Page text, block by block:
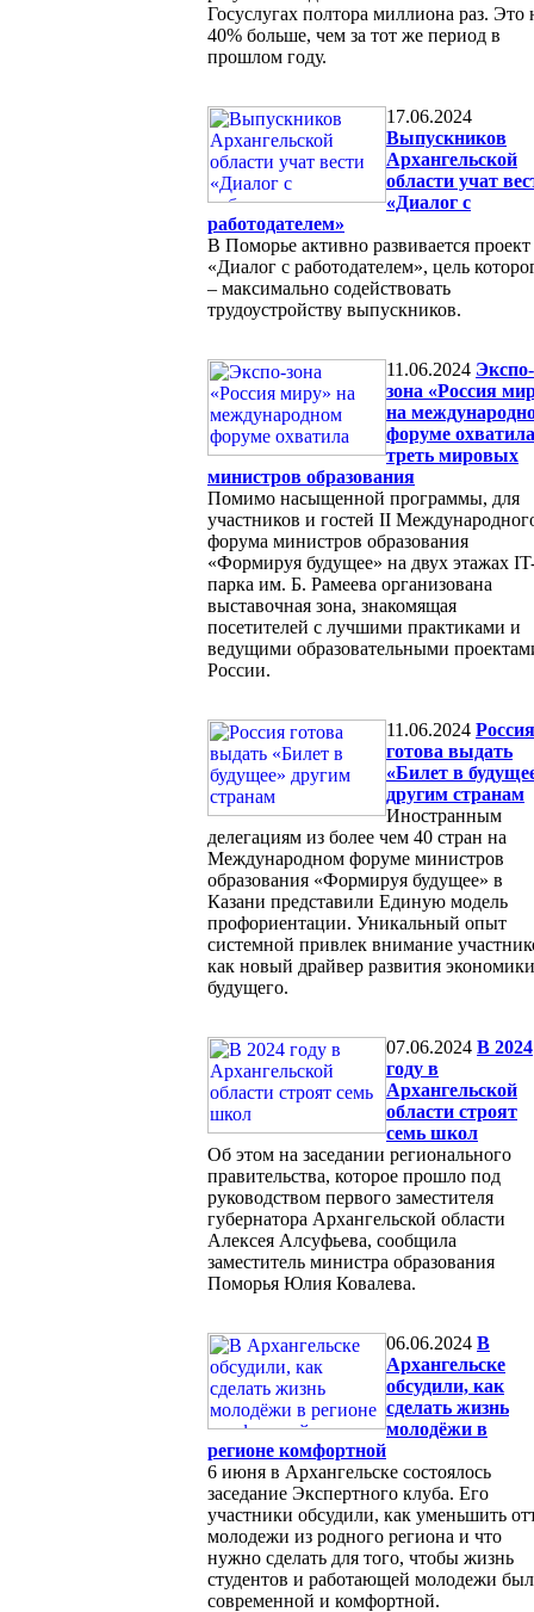
Госуслугах полтора миллиона раз. Это
40% больше, чем за тот же период в
прошлом году.
17.06.2024
Выпускников
Архангельской
области учат
«Диалог с
работодателем»
В Поморье активно развивается проект
«Диалог с работодателем», цель
– максимально содействовать
трудоустройству выпускников.
11.06.2024 Экспо-
зона «Россия
на
форуме охватила
треть мировых
министров образования
Помимо насыщенной программы, для
участников и гостей II
форума министров образования
«Формируя будущее» на двух этажах
парка им. Б. Рамеева организована
выставочная зона, знакомящая
посетителей с лучшими практиками и
ведущими образовательными
России.
11.06.2024 Россия
готова выдать
«Билет в
другим странам
Иностранным
делегациям из более чем 40 стран на
Международном форуме министров
образования «Формируя будущее» в
Казани представили Единую модель
профориентации. Уникальный опыт
системной привлек внимание
как новый драйвер развития экономики
будущего.
07.06.2024 В 2024
году в
Архангельской
области строят
семь школ
Об этом на заседании регионального
правительства, которое прошло под
руководством первого заместителя
губернатора Архангельской области
Алексея Алсуфьева, сообщила
заместитель министра образования
Поморья Юлия Ковалева.
06.06.2024 В
Архангельске
обсудили, как
сделать жизнь
молодёжи в
регионе комфортной
6 июня в Архангельске состоялось
заседание Экспертного клуба. Его
участники обсудили, как уменьшить
молодежи из родного региона и что
нужно сделать для того, чтобы жизнь
студентов и работающей молодежи
современной и комфортной.